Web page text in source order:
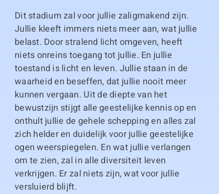
Dit stadium zal voor jullie zaligmakend zijn.
Jullie kleeft immers niets meer aan, wat jullie
belast. Door stralend licht omgeven, heeft
niets onreins toegang tot jullie. En jullie
toestand is licht en leven. Jullie staan in de
waarheid en beseffen, dat jullie nooit meer
kunnen vergaan. Uit de diepte van het
bewustzijn stijgt alle geestelijke kennis op en
onthult jullie de gehele schepping en alles zal
zich helder en duidelijk voor jullie geestelijke
ogen weerspiegelen. En wat jullie verlangen
om te zien, zal in alle diversiteit leven
verkrijgen. Er zal niets zijn, wat voor jullie
versluierd blijft.